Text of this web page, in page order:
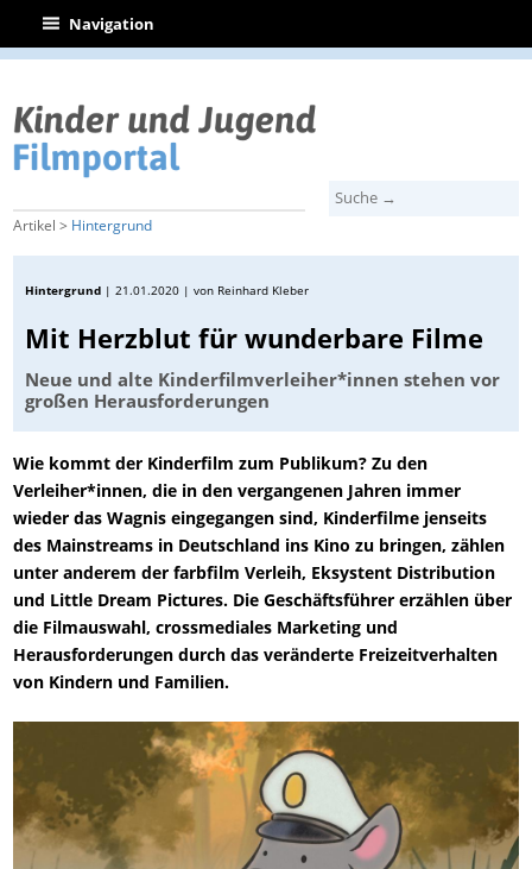
| Navigation
Artikel > Hintergrund
Hintergrund |21.01.2020 | von Reinhard Kleber
Mit Herzblut für wunderbare Filme
Neue und alte Kinderfilmverleiher*innen stehen vor
großen Herausforderungen
Wie kommt der Kinderfilm zum Publikum? Zu den
Verleiher*innen, die in den vergangenen Jahren immer
wieder das Wagnis eingegangen sind, Kinderfilme jenseits
des Mainstreams in Deutschland ins Kino zu bringen, zählen
unter anderem der farbfilm Verleih, Eksystent Distribution
und Little Dream Pictures. Die Geschäftsführer erzählen über
die Filmauswahl, crossmediales Marketing und
Herausforderungen durch das veränderte Freizeitverhalten
von Kindern und Familien.